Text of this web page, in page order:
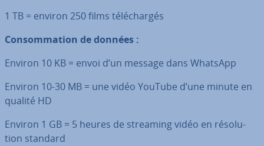
1 TB = environ 250 films té­lé­char­gés
Con­som­ma­tion de données :
Environ 10 KB = envoi d’un message dans WhatsApp
Environ 10-30 MB = une vidéo YouTube d’une minute en
qualité HD
Environ 1 GB = 5 heures de streaming vidéo en ré­so­lu­
tion standard